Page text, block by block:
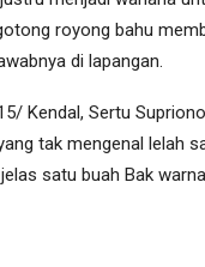
royong bahu
di lapangan.
Kendal, Sertu
tak mengenal lelah
satu buah Bak